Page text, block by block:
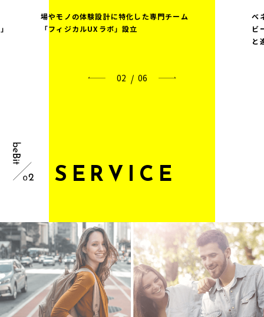
場やモノの体験設計に特化した専門チーム
「フィジカルUXラボ」設立
ベ
ビ
と
02 06
S E R V I C E